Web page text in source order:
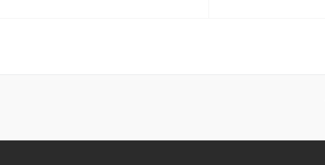
Купить в 1 клик Сравнение Купить в 1 клик